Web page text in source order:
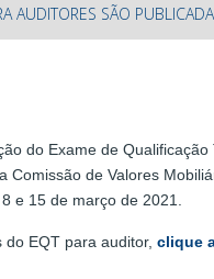
AUDITORES SÃO
do Exame de
de Valores
e 15 de março de 2021.
EQT para auditor, clique